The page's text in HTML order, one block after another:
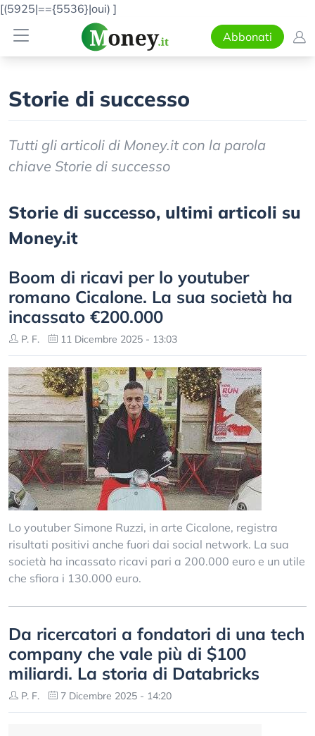
[(5925|=={5536}|oui) ]
Abbonati
Storie di successo
Tutti gli articoli di Money.it con la parola
chiave Storie di successo
Storie di successo, ultimi articoli su
Money.it
Boom di ricavi per lo youtuber
romano Cicalone. La sua società ha
incassato €200.000
P. F. 11 Dicembre 2025 - 13:03
Lo youtuber Simone Ruzzi, in arte Cicalone, registra
risultati positivi anche fuori dai social network. La sua
società ha incassato ricavi pari a 200.000 euro e un utile
che sfiora i 130.000 euro.
Da ricercatori a fondatori di una tech
company che vale più di $100
miliardi. La storia di Databricks
P. F. 7 Dicembre 2025 - 14:20